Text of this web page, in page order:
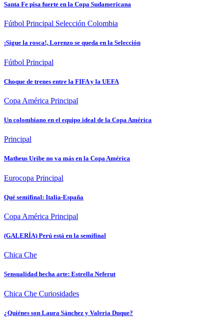
Santa Fe pisa fuerte en la Copa Sudamericana
Fútbol Principal Selección Colombia
¡Sigue la rosca!, Lorenzo se queda en la Selección
Fútbol Principal
Choque de trenes entre la FIFA y la UEFA
Copa América Principal
Un colombiano en el equipo ideal de la Copa América
Principal
Matheus Uribe no va más en la Copa América
Eurocopa Principal
Qué semifinal: Italia-España
Copa América Principal
(GALERÍA) Perú está en la semifinal
Chica Che
Sensualidad hecha arte: Estrella Neferut
Chica Che Curiosidades
¿Quiénes son Laura Sánchez y Valeria Duque?